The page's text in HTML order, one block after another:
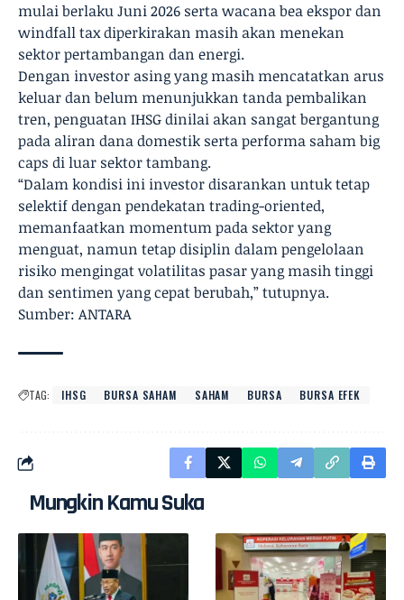
mulai berlaku Juni 2026 serta wacana bea ekspor dan
windfall tax diperkirakan masih akan menekan
sektor pertambangan dan energi.
Dengan investor asing yang masih mencatatkan arus
keluar dan belum menunjukkan tanda pembalikan
tren, penguatan IHSG dinilai akan sangat bergantung
pada aliran dana domestik serta performa saham big
caps di luar sektor tambang.
“Dalam kondisi ini investor disarankan untuk tetap
selektif dengan pendekatan trading-oriented,
memanfaatkan momentum pada sektor yang
menguat, namun tetap disiplin dalam pengelolaan
risiko mengingat volatilitas pasar yang masih tinggi
dan sentimen yang cepat berubah,” tutupnya.
Sumber: ANTARA
TAG: IHSG BURSA SAHAM SAHAM BURSA BURSA EFEK
Mungkin Kamu Suka